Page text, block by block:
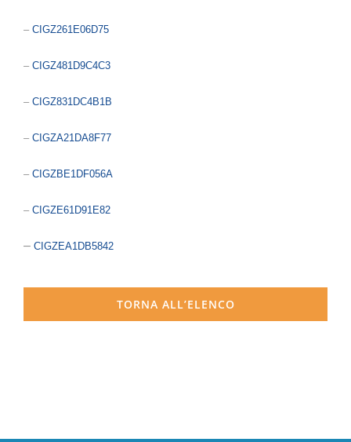
– CIGZ261E06D75
– CIGZ481D9C4C3
– CIGZ831DC4B1B
– CIGZA21DA8F77
– CIGZBE1DF056A
– CIGZE61D91E82
– CIGZEA1DB5842
TORNA ALL’ELENCO